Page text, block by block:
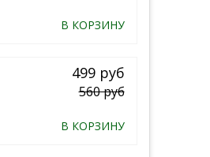
В КОРЗИНУ
499 руб
560 руб
В КОРЗИНУ